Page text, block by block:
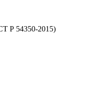
Р 54350-2015)